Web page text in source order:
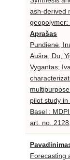
ash-derived
Aprašas
Pundienė,
Aušra; Du,
Vygantas;
pilot study
Basel :
art. no.
Forecasting